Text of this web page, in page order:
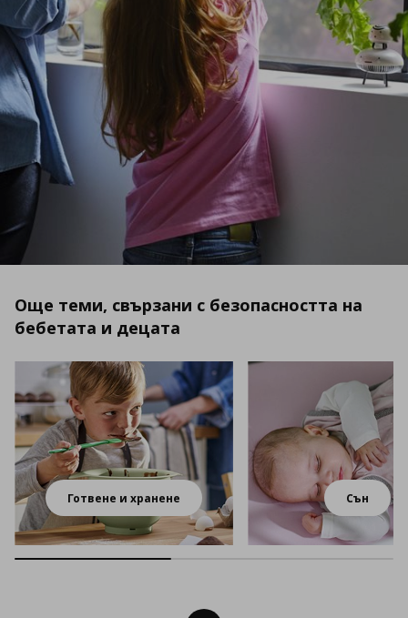
Още теми, свързани с безопасността на
бебетата и децата
Готвене и хранене Сън